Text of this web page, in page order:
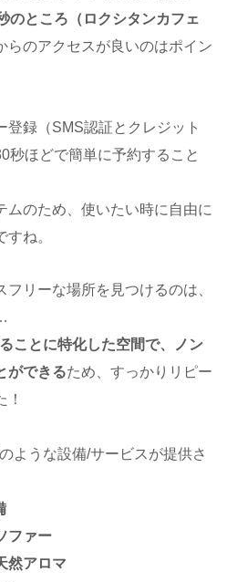
のところ（ロクシタンカフェ
らのアクセスが良いのはポイン
登録（SMS認証とクレジット
秒ほどで簡単に予約すること
ムのため、使いたい時に自由に
ね。
リーな場所を見つけるのは、
ことに特化した空間で、ノン
ができるため、すっかりリピー
ような設備/サービスが提供さ
ファー
然アロマ